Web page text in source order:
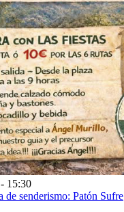
- 15:30
de senderismo: Patón Sufre